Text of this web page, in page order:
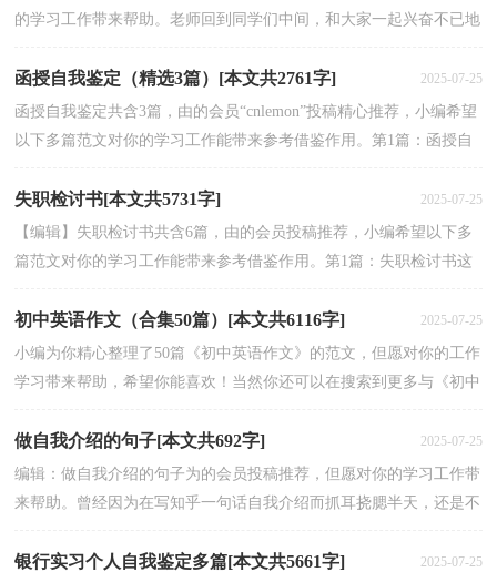
的学习工作带来帮助。老师回到同学们中间，和大家一起兴奋不已地
函授自我鉴定（精选3篇）[本文共2761字] 2025-07-25
函授自我鉴定共含3篇，由的会员“cnlemon”投稿精心推荐，小编希望
以下多篇范文对你的学习工作能带来参考借鉴作用。第1篇：函授自
失职检讨书[本文共5731字] 2025-07-25
【编辑】失职检讨书共含6篇，由的会员投稿推荐，小编希望以下多
篇范文对你的学习工作能带来参考借鉴作用。第1篇：失职检讨书这
初中英语作文（合集50篇）[本文共6116字] 2025-07-25
小编为你精心整理了50篇《初中英语作文》的范文，但愿对你的工作
学习带来帮助，希望你能喜欢！当然你还可以在搜索到更多与《初中
做自我介绍的句子[本文共692字] 2025-07-25
编辑：做自我介绍的句子为的会员投稿推荐，但愿对你的学习工作带
来帮助。曾经因为在写知乎一句话自我介绍而抓耳挠腮半天，还是不
银行实习个人自我鉴定多篇[本文共5661字] 2025-07-25